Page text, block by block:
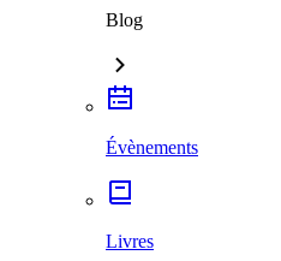
Blog
Évènements
Livres